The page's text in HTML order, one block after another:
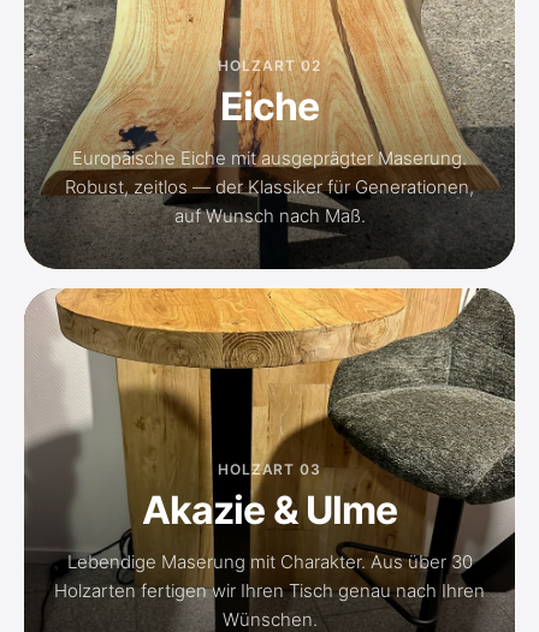
HOLZART 02
Eiche
Europäische Eiche mit ausgeprägter Maserung.
Robust, zeitlos — der Klassiker für Generationen,
auf Wunsch nach Maß.
HOLZART 03
Akazie & Ulme
Lebendige Maserung mit Charakter. Aus über 30
Holzarten fertigen wir Ihren Tisch genau nach Ihren
Wünschen.